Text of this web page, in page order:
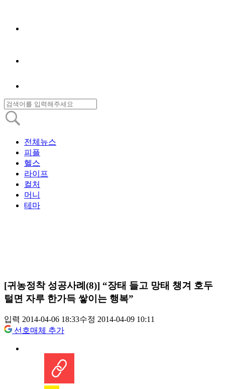
전체뉴스
피플
헬스
라이프
컬처
머니
테마
[귀농정착 성공사례(8)] “장태 들고 망태 챙겨 호두
털면 자루 한가득 쌓이는 행복”
입력 2014-04-06 18:33수정 2014-04-09 10:11
선호매체 추가